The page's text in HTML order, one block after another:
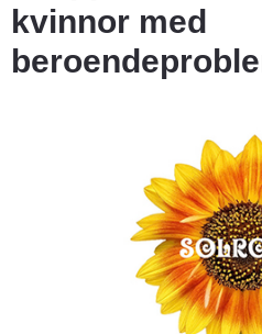
kvinnor med